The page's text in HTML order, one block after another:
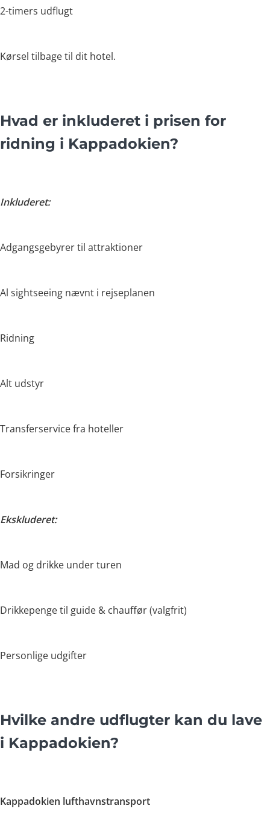
2-timers udflugt
Kørsel tilbage til dit hotel.
Hvad er inkluderet i prisen for
ridning i Kappadokien?
Inkluderet:
Adgangsgebyrer til attraktioner
Al sightseeing nævnt i rejseplanen
Ridning
Alt udstyr
Transferservice fra hoteller
Forsikringer
Ekskluderet:
Mad og drikke under turen
Drikkepenge til guide & chauffør (valgfrit)
Personlige udgifter
Hvilke andre udflugter kan du lave
i Kappadokien?
Kappadokien lufthavnstransport